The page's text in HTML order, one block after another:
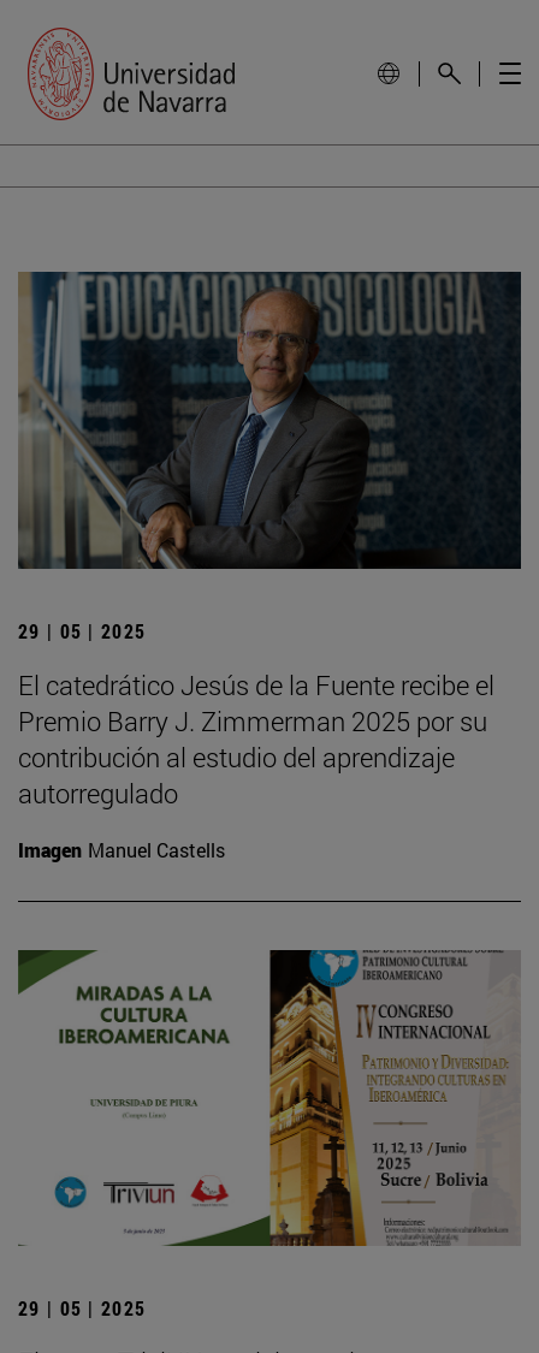
29 | 05 | 2025
El catedrático Jesús de la Fuente recibe el
Premio Barry J. Zimmerman 2025 por su
contribución al estudio del aprendizaje
autorregulado
Imagen Manuel Castells
29 | 05 | 2025